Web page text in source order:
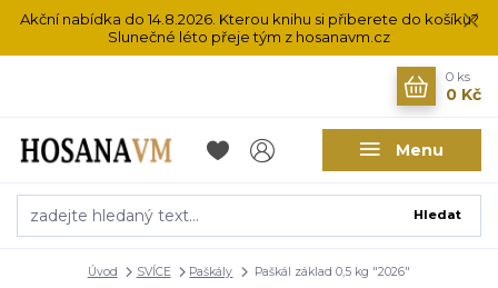
Akční nabídka do 14.8.2026. Kterou knihu si přiberete do košíku?
Slunečné léto přeje tým z hosanavm.cz
Menu
Hledat
0 ks
0 Kč
Úvod SVÍCE Paškály Paškál základ 0,5 kg "2026"